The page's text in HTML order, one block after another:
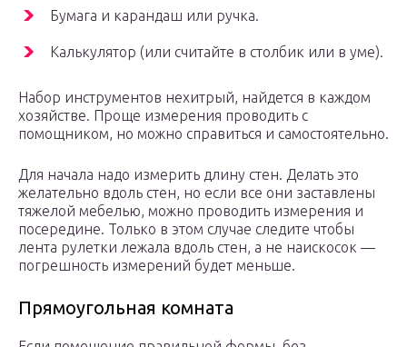
Бумага и карандаш или ручка.
Калькулятор (или считайте в столбик или в уме).
Набор инструментов нехитрый, найдется в каждом
хозяйстве. Проще измерения проводить с
помощником, но можно справиться и самостоятельно.
Для начала надо измерить длину стен. Делать это
желательно вдоль стен, но если все они заставлены
тяжелой мебелью, можно проводить измерения и
посередине. Только в этом случае следите чтобы
лента рулетки лежала вдоль стен, а не наискосок —
погрешность измерений будет меньше.
Прямоугольная комната